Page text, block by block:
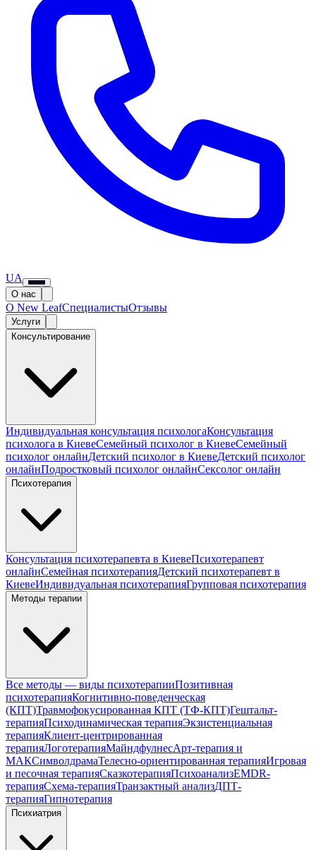
UA
О нас
О New LeafСпециалистыОтзывы
Услуги
Консультирование
Индивидуальная консультация психологаКонсультация
психолога в КиевеСемейный психолог в КиевеСемейный
психолог онлайнДетский психолог в КиевеДетский психолог
онлайнПодростковый психолог онлайнСексолог онлайн
Психотерапия
Консультация психотерапевта в КиевеПсихотерапевт
онлайнСемейная психотерапияДетский психотерапевт в
КиевеИндивидуальная психотерапияГрупповая психотерапия
Методы терапии
Все методы — виды психотерапииПозитивная
психотерапияКогнитивно-поведенческая
(КПТ)Травмофокусированная КПТ (ТФ-КПТ)Гештальт-
терапияПсиходинамическая терапияЭкзистенциальная
терапияКлиент-центрированная
терапияЛоготерапияМайндфулнесАрт-терапия и
МАКСимволдрамаТелесно-ориентированная терапияИгровая
и песочная терапияСказкотерапияПсихоанализEMDR-
терапияСхема-терапияТранзактный анализДПТ-
терапияГипнотерапия
Психиатрия